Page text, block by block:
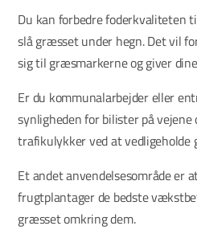
Du kan forbedre foderkvaliteten
slå græsset under hegn. Det vil
sig til græsmarkerne og giver
Er du kommunalarbejder eller
synligheden for bilister på
trafikulykker ved at
Et andet anvendelsesområde er
frugtplantager de bedste
græsset omkring dem.